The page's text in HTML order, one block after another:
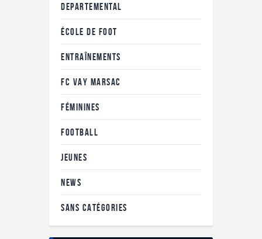
DEPARTEMENTAL
ÉCOLE DE FOOT
ENTRAÎNEMENTS
FC VAY MARSAC
FÉMININES
FOOTBALL
JEUNES
NEWS
SANS CATÉGORIES